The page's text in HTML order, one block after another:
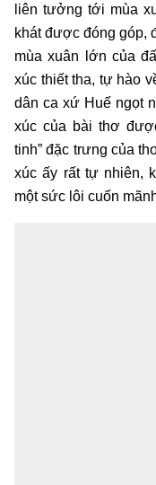
liên tưởng tới mùa
khát được đóng góp,
mùa xuân lớn của
xúc thiết tha, tự hào
dân ca xứ Huế ngọt
xúc của bài thơ
tinh” đặc trưng của
xúc ấy rất tự nhiên,
một sức lôi cuốn